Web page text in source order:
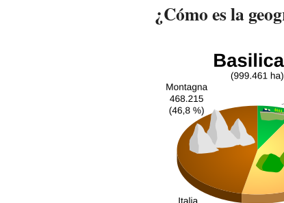
¿Cómo es la